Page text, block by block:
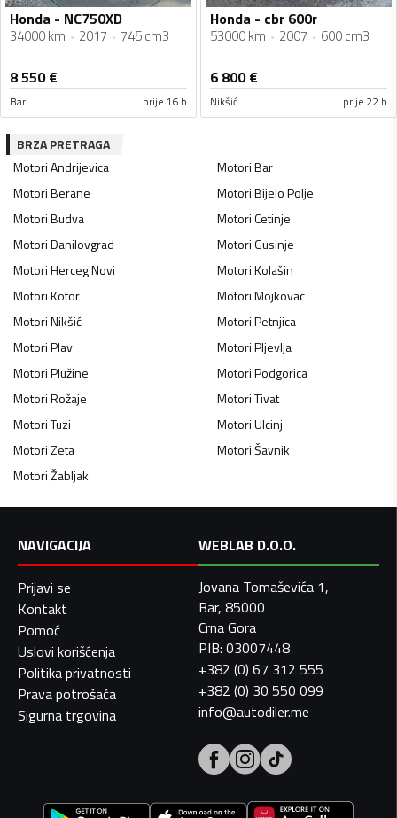
Honda - NC750XD
34000 km 2017 745 cm3
8 550€
Bar prije 16 h
Honda - cbr 600r
53000 km 2007 600 cm3
6 800€
Nikšić prije 22 h
BRZA PRETRAGA
MotoriAndrijevica MotoriBar
MotoriBerane MotoriBijelo Polje
MotoriBudva MotoriCetinje
MotoriDanilovgrad MotoriGusinje
MotoriHerceg Novi MotoriKolašin
MotoriKotor MotoriMojkovac
MotoriNikšić MotoriPetnjica
MotoriPlav MotoriPljevlja
MotoriPlužine MotoriPodgorica
MotoriRožaje MotoriTivat
MotoriTuzi MotoriUlcinj
MotoriZeta MotoriŠavnik
MotoriŽabljak
NAVIGACIJA
Prijavi se
Kontakt
Pomoć
Uslovi korišćenja
Politika privatnosti
Prava potrošača
Sigurna trgovina
WEBLAB D.O.O.
Jovana Tomaševića 1,
Bar, 85000
Crna Gora
PIB: 03007448
+382 (0) 67 312 555
+382 (0) 30 550 099
info@autodiler.me